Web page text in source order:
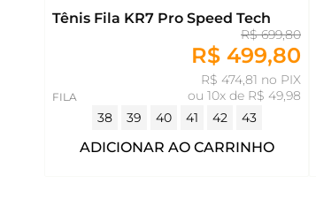
Tênis Fila KR7 Pro Speed Tech
R$ 699,80
R$ 499,80
R$ 474,81 no PIX
ou 10x de R$ 49,98
FILA
38 39 40 41 42 43
ADICIONAR AO CARRINHO